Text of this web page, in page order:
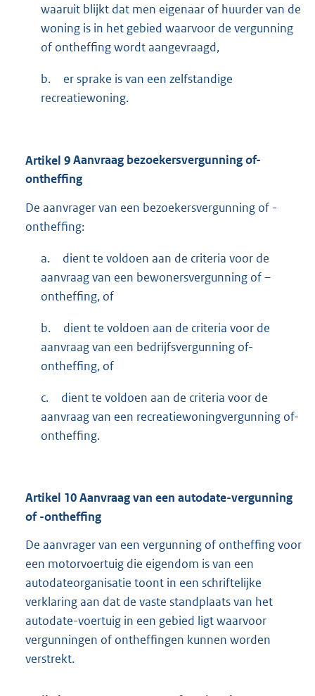
waaruit blijkt dat men eigenaar of huurder van de
woning is in het gebied waarvoor de vergunning
of ontheffing wordt aangevraagd,
b.
er sprake is van een zelfstandige
recreatiewoning.
Artikel 9Aanvraag bezoekersvergunning of-
ontheffing
De aanvrager van een bezoekersvergunning of -
ontheffing:
a.
dient te voldoen aan de criteria voor de
aanvraag van een bewonersvergunning of –
ontheffing, of
b.
dient te voldoen aan de criteria voor de
aanvraag van een bedrijfsvergunning of-
ontheffing, of
c.
dient te voldoen aan de criteria voor de
aanvraag van een recreatiewoningvergunning of-
ontheffing.
Artikel 10Aanvraag van een autodate-vergunning
of -ontheffing
De aanvrager van een vergunning of ontheffing voor
een motorvoertuig die eigendom is van een
autodateorganisatie toont in een schriftelijke
verklaring aan dat de vaste standplaats van het
autodate-voertuig in een gebied ligt waarvoor
vergunningen of ontheffingen kunnen worden
verstrekt.